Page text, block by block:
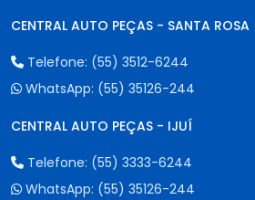
CENTRAL AUTO PEÇAS - SANTA ROSA
Telefone: (55) 3512-6244
WhatsApp: (55) 35126-244
CENTRAL AUTO PEÇAS - IJUÍ
Telefone: (55) 3333-6244
WhatsApp: (55) 35126-244